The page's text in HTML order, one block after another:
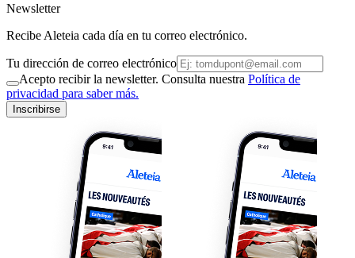
Newsletter
Recibe Aleteia cada día en tu correo electrónico.
Tu dirección de correo electrónico
Acepto recibir la newsletter. Consulta nuestra Política de
privacidad para saber más.
Inscribirse